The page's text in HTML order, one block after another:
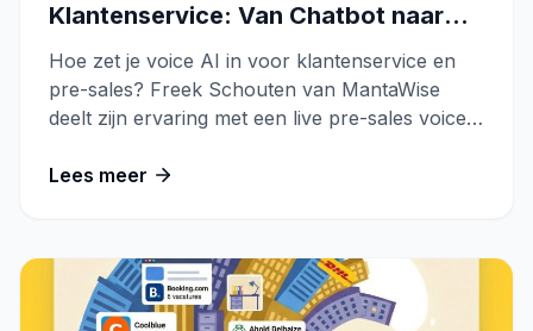
Klantenservice: Van Chatbot naar
Pre-Sales Adviseur
Hoe zet je voice AI in voor klantenservice en
pre-sales? Freek Schouten van MantaWise
deelt zijn ervaring met een live pre-sales voice
Lees meer